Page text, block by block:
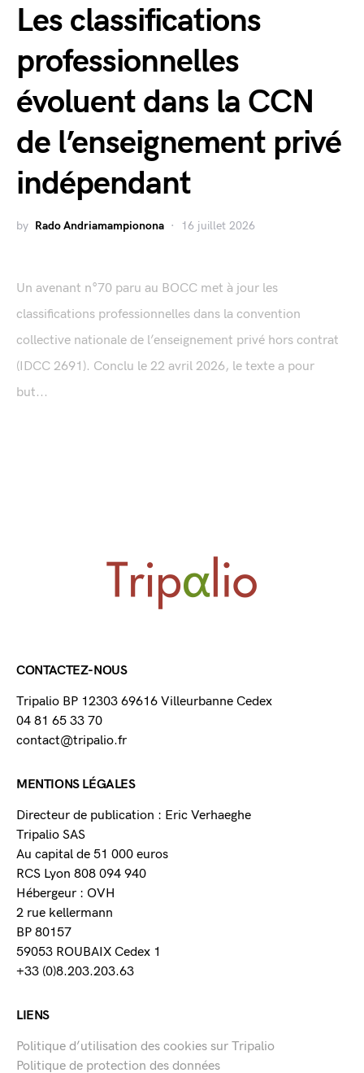
Les classifications
professionnelles
évoluent dans la CCN
de l’enseignement privé
indépendant
by Rado Andriamampionona 16 juillet 2026
Un avenant n°70 paru au BOCC met à jour les
classifications professionnelles dans la convention
collective nationale de l’enseignement privé hors contrat
(IDCC 2691). Conclu le 22 avril 2026, le texte a pour
but...
CONTACTEZ-NOUS
Tripalio BP 12303 69616 Villeurbanne Cedex
04 81 65 33 70
contact@tripalio.fr
MENTIONS LÉGALES
Directeur de publication : Eric Verhaeghe
Tripalio SAS
Au capital de 51 000 euros
RCS Lyon 808 094 940
Hébergeur : OVH
2 rue kellermann
BP 80157
59053 ROUBAIX Cedex 1
+33 (0)8.203.203.63
LIENS
Politique d’utilisation des cookies sur Tripalio
Politique de protection des données